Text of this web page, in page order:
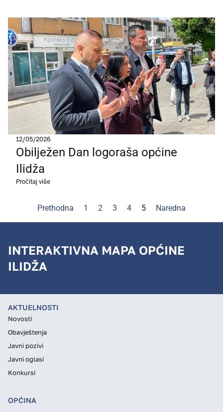
12/05/2026
Obilježen Dan logoraša općine
Ilidža
Pročitaj više
Prethodna 1 2 3 4 5 Naredna
INTERAKTIVNA MAPA OPĆINE
ILIDŽA
AKTUELNOSTI
Novosti
Obavještenja
Javni pozivi
Javni oglasi
Konkursi
OPĆINA